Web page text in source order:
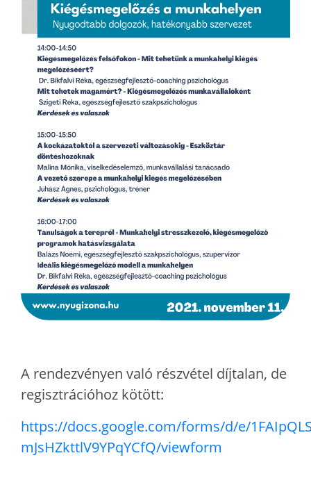
A rendezvényen való részvétel díjtalan, de
regisztrációhoz kötött:
https://docs.google.com/forms/d/e/
mJsHZkttlV9YPqYCfQ/viewform